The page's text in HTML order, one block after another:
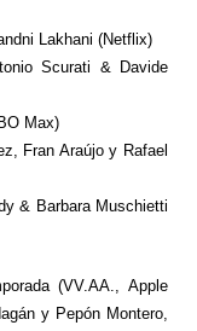
Lakhani (Netflix)
Scurati & Davide
Max)
Fran Araújo y Rafael
& Barbara Muschietti
(VV.AA., Apple
y Pepón Montero,